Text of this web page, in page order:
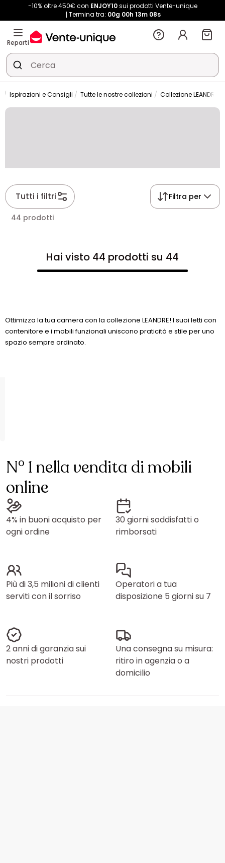
-10% oltre 450€ con ENJOY10sui prodotti Vente-unique
Termina tra: 00g 00h 13m 07s
Reparti
Ispirazioni e Consigli Tutte le nostre collezioni Collezione LEANDRE
Tutti i filtri Filtra per
44 prodotti
Hai visto 44 prodotti su 44
Ottimizza la tua camera con la collezione LEANDRE! I suoi letti con
contenitore e i mobili funzionali uniscono praticità e stile per uno
spazio sempre ordinato.
N° 1 nella vendita di mobili
online
4% in buoni acquisto per
ogni ordine
30 giorni soddisfatti o
rimborsati
Più di 3,5 milioni di clienti
serviti con il sorriso
Operatori a tua
disposizione 5 giorni su 7
2 anni di garanzia sui
nostri prodotti
Una consegna su misura:
ritiro in agenzia o a
domicilio